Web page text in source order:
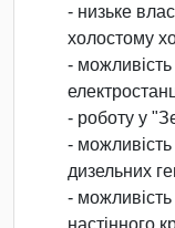
- низьке
холостому
-
- роботу у
-
дизельних
-
настінного